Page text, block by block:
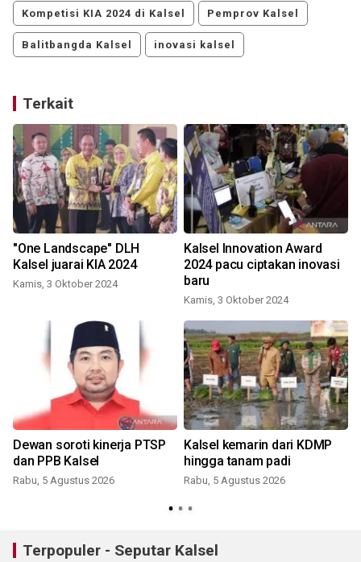
Kompetisi KIA 2024 di Kalsel Pemprov Kalsel
Balitbangda Kalsel inovasi kalsel
Terkait
"One Landscape" DLH
Kalsel juarai KIA 2024
Kamis, 3 Oktober 2024
Kalsel Innovation Award
2024 pacu ciptakan inovasi
baru
Kamis, 3 Oktober 2024
Dewan soroti kinerja PTSP
dan PPB Kalsel
Rabu, 5 Agustus 2026
Kalsel kemarin dari KDMP
hingga tanam padi
Rabu, 5 Agustus 2026
Terpopuler - Seputar Kalsel